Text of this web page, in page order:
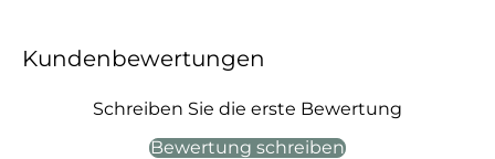
Kundenbewertungen
Schreiben Sie die erste Bewertung
Bewertung schreiben